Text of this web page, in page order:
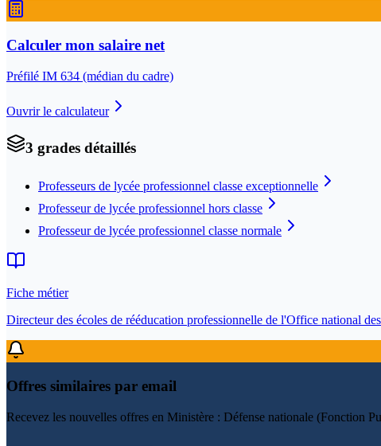
Calculer mon salaire net
Préfilé IM 634 (médian du cadre)
Ouvrir le calculateur
3 grades détaillés
Professeurs de lycée professionnel classe exceptionnelle
Professeur de lycée professionnel hors classe
Professeur de lycée professionnel classe normale
Fiche métier
Directeur des écoles de rééducation professionnelle de l'Office national
Offres similaires par email
Recevez les nouvelles offres en Ministère : Défense nationale (Fonction